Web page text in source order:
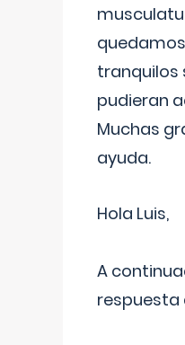
tranquilos
pudieran
Muchas
ayuda.
Hola Luis,
A
respuesta